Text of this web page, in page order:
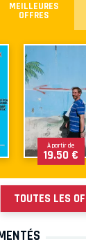
MEILLEURES
OFFRES
À partir de
19.50 €
TOUTES LES